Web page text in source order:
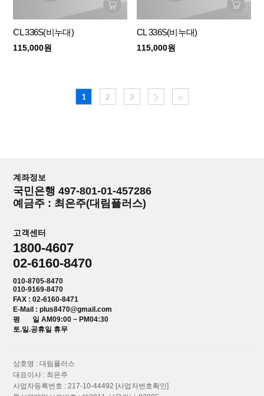
CL 336S(비누대)
115,000원
CL 336S(비누대)
115,000원
1 2 3
계좌정보
국민은행 497-801-01-457286
예금주 : 최은주(대림플러스)
고객센터
1800-4607
02-6160-8470
010-8705-8470
010-9169-8470
FAX : 02-6160-8471
E-Mail : plus8470@gmail.com
평 일 AM09:00 ~ PM04:30
토.일.공휴일 휴무
상호명 : 대림플러스
대표이사 : 최은주
사업자등록번호 : 217-10-44492 [사업자번호확인]